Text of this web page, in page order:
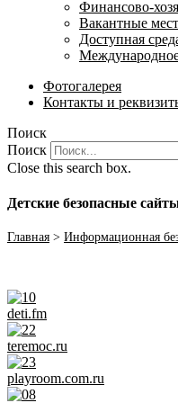
Финансово-
Вакантные
Доступная
Фотогалерея
Контакты и
Поиск
Поиск
Close this search box.
Детские безопасные
Главная > Информационная
deti.fm
teremoc.ru
playroom.com.ru